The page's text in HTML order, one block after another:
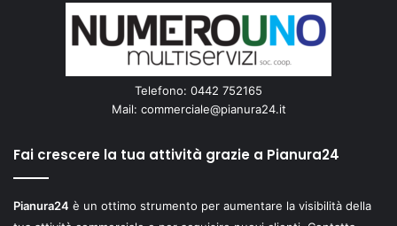
Telefono: 0442 752165
Mail: commerciale@pianura24.it
Fai crescere la tua attività grazie a Pianura24
Pianura24 è un ottimo strumento per aumentare la visibilità della